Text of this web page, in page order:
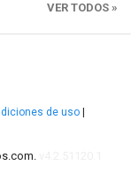
VER TODOS »
de uso